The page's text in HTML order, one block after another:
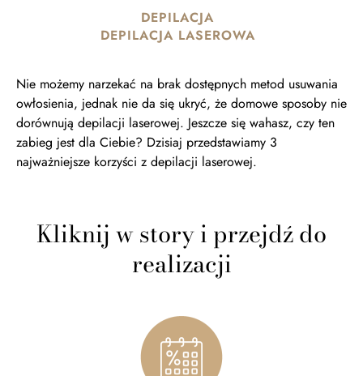
DEPILACJA
DEPILACJA LASEROWA
Nie możemy narzekać na brak dostępnych metod usuwania
owłosienia, jednak nie da się ukryć, że domowe sposoby nie
dorównują depilacji laserowej. Jeszcze się wahasz, czy ten
zabieg jest dla Ciebie? Dzisiaj przedstawiamy 3
najważniejsze korzyści z depilacji laserowej.
Kliknij w story i przejdź do
realizacji